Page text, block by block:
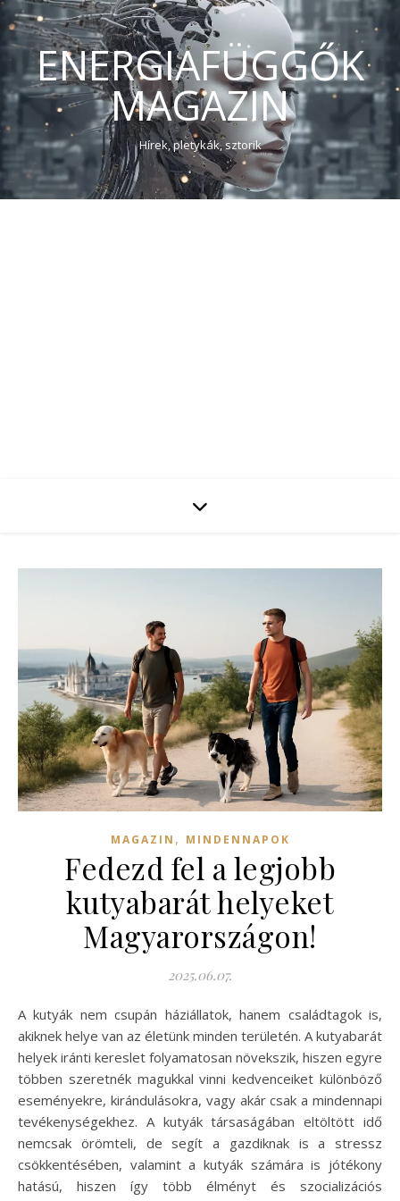
ENERGIAFÜGGŐK
MAGAZIN
Hírek, pletykák, sztorik
MAGAZIN , MINDENNAPOK
Fedezd fel a legjobb
kutyabarát helyeket
Magyarországon!
2025.06.07.
A kutyák nem csupán háziállatok, hanem családtagok is,
akiknek helye van az életünk minden területén. A kutyabarát
helyek iránti kereslet folyamatosan növekszik, hiszen egyre
többen szeretnék magukkal vinni kedvenceiket különböző
eseményekre, kirándulásokra, vagy akár csak a mindennapi
tevékenységekhez. A kutyák társaságában eltöltött idő
nemcsak örömteli, de segít a gazdiknak is a stressz
csökkentésében, valamint a kutyák számára is jótékony
hatású, hiszen így több élményt és szocializációs